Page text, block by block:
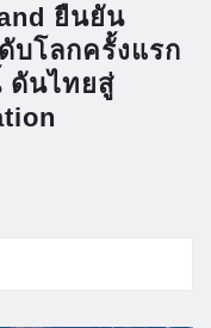
ยืนยัน
บโลกครั้งแรก
ดันไทยสู่